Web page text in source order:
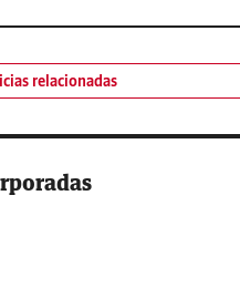
relacionadas